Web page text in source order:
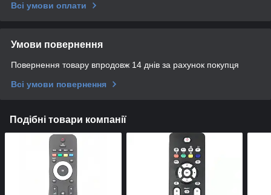
Всі умови оплати
Умови повернення
Повернення товару впродовж 14 днів за рахунок покупця
Всі умови повернення
Подібні товари компанії